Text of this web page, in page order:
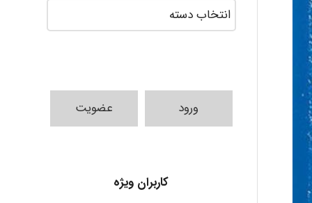
ورود عضویت
کاربران ویژه